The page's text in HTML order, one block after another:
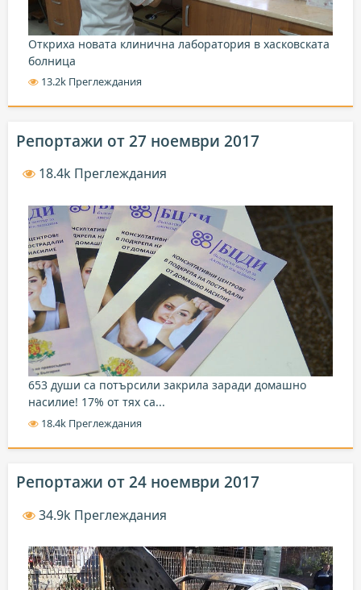
Откриха новата клинична лаборатория в хасковската
болница
13.2k Преглеждания
Репортажи от 27 ноември 2017
18.4k Преглеждания
653 души са потърсили закрила заради домашно
насилие! 17% от тях са...
18.4k Преглеждания
Репортажи от 24 ноември 2017
34.9k Преглеждания